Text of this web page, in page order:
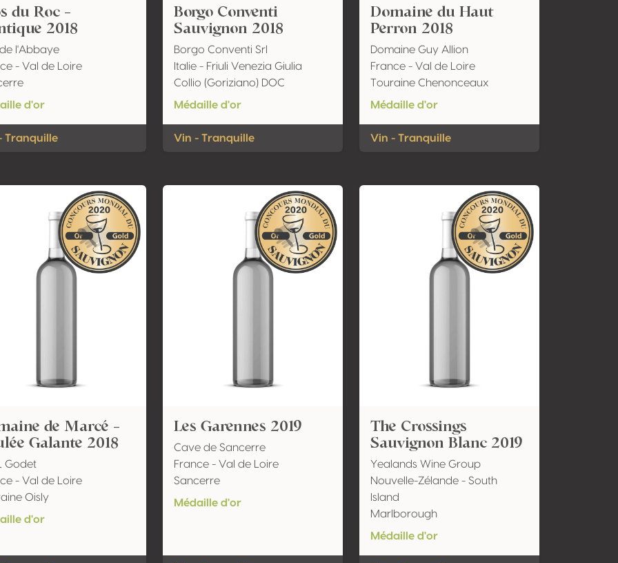
du Roc -
2018
l'Abbaye
- Val de Loire
d'or
Tranquille
Borgo Conventi
Sauvignon 2018
Borgo Conventi Srl
Italie - Friuli Venezia Giulia
Collio (Goriziano) DOC
Médaille d'or
Vin - Tranquille
Domaine du Haut
Perron 2018
Domaine Guy Allion
France - Val de Loire
Touraine Chenonceaux
Médaille d'or
Vin - Tranquille
de Marcé -
Galante 2018
Godet
- Val de Loire
Oisly
d'or
Les Garennes 2019
Cave de Sancerre
France - Val de Loire
Sancerre
Médaille d'or
The Crossings
Sauvignon Blanc 2019
Yealands Wine Group
Nouvelle-Zélande - South
Island
Marlborough
Médaille d'or